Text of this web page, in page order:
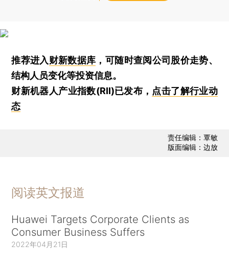
推荐进入财新数据库 ，可随时查阅公司股价走势、
结构人员变化等投资信息。
财新机器人产业指数(RII)已发布， 点击了解行业动
态
责任编辑：覃敏
版面编辑：边放
阅读英文报道
Huawei Targets Corporate Clients as
Consumer Business Suffers
2022年04月21日